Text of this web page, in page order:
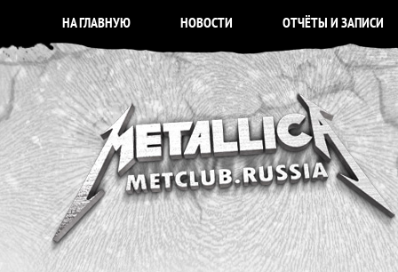
НА ГЛАВНУЮ НОВОСТИ ОТЧЁТЫ И ЗАПИСИ